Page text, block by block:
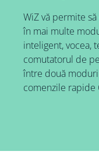
WiZ vă permite
în mai multe
inteligent, vocea,
comutatorul de
între două
comenzile rapide